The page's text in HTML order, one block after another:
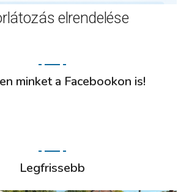
elrendelése
minket a Facebookon is!
Legfrissebb